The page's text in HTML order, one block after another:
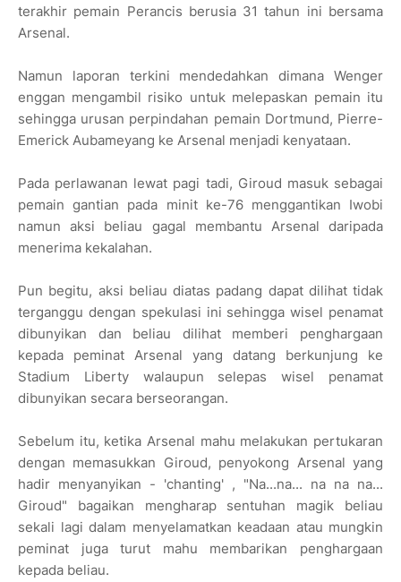
terakhir pemain Perancis berusia 31 tahun ini bersama
Arsenal.
Namun laporan terkini mendedahkan dimana Wenger
enggan mengambil risiko untuk melepaskan pemain itu
sehingga urusan perpindahan pemain Dortmund, Pierre-
Emerick Aubameyang ke Arsenal menjadi kenyataan.
Pada perlawanan lewat pagi tadi, Giroud masuk sebagai
pemain gantian pada minit ke-76 menggantikan Iwobi
namun aksi beliau gagal membantu Arsenal daripada
menerima kekalahan.
Pun begitu, aksi beliau diatas padang dapat dilihat tidak
terganggu dengan spekulasi ini sehingga wisel penamat
dibunyikan dan beliau dilihat memberi penghargaan
kepada peminat Arsenal yang datang berkunjung ke
Stadium Liberty walaupun selepas wisel penamat
dibunyikan secara berseorangan.
Sebelum itu, ketika Arsenal mahu melakukan pertukaran
dengan memasukkan Giroud, penyokong Arsenal yang
hadir menyanyikan - 'chanting' , "Na...na... na na na...
Giroud" bagaikan mengharap sentuhan magik beliau
sekali lagi dalam menyelamatkan keadaan atau mungkin
peminat juga turut mahu membarikan penghargaan
kepada beliau.